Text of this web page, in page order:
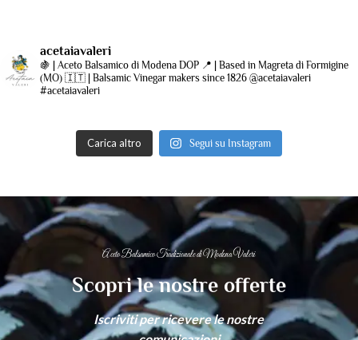
acetaiavaleri
🍇 | Aceto Balsamico di Modena DOP 📍 | Based in Magreta di Formigine
(MO) 🇮🇹 | Balsamic Vinegar makers since 1826 @acetaiavaleri
#acetaiavaleri
Carica altro Segui su Instagram
Aceto Balsamico Tradizionale di Modena Valeri
Scopri le nostre offerte
Iscriviti per ricevere le nostre